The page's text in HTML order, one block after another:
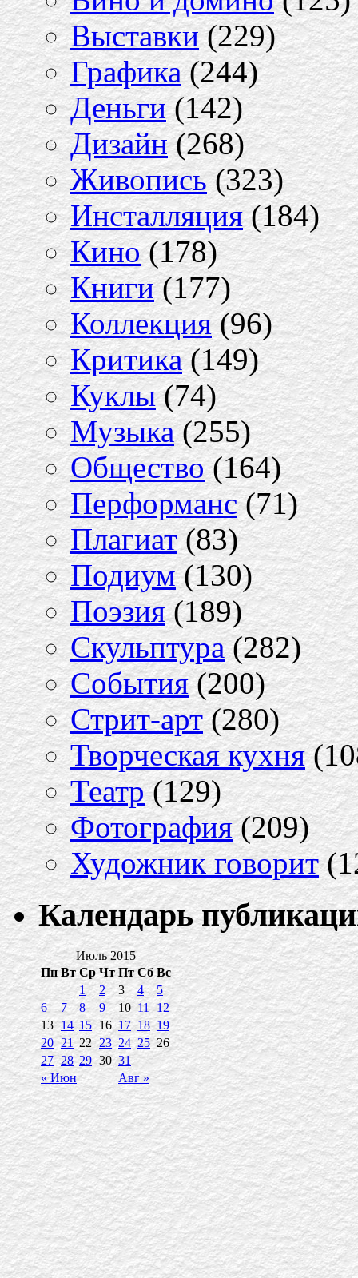
Выставки(229)
Графика(244)
Деньги(142)
Дизайн(268)
Живопись(323)
Инсталляция(184)
Кино(178)
Книги(177)
Коллекция(96)
Критика(149)
Куклы(74)
Музыка(255)
Общество(164)
Перформанс(71)
Плагиат(83)
Подиум(130)
Поэзия(189)
Скульптура(282)
События(200)
Стрит-арт(280)
Творческая кухня
Театр(129)
Фотография(209)
Художник говорит
Календарь
Июль 2015
Пн Вт Ср Чт Пт Сб Вс
« Июн Авг »
1 2 3 4
5
6
7 8 9 10 11
12
13 14 15 16 17 18 19
20 21 22 23 24 25 26
27 28 29 30 31